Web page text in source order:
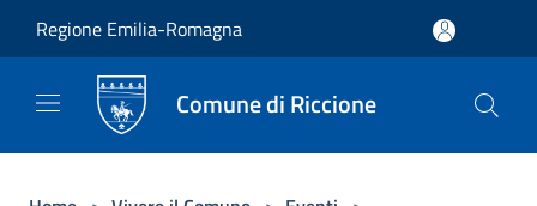
Regione Emilia-Romagna
Comune di Riccione